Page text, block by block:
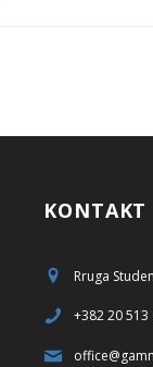
KONTAKT
Rruga
+382 20 513